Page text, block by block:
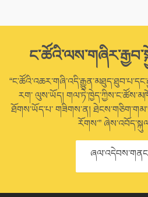
རག་ ལུས་ཡོད།
ཐོགས་ཡོད་པ་ གཟིགས་ན།
རོགས་”